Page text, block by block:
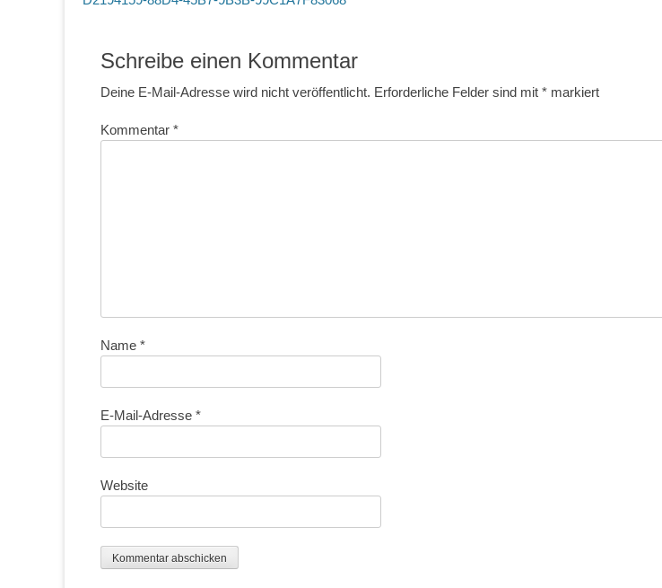
Schreibe einen Kommentar
Deine E-Mail-Adresse wird nicht veröffentlicht. Erforderliche Felder sind mit * markiert
Kommentar *
Name *
E-Mail-Adresse *
Website